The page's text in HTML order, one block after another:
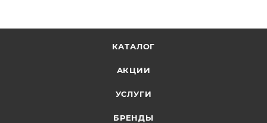
КАТАЛОГ
АКЦИИ
УСЛУГИ
БРЕНДЫ